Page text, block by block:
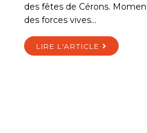
des fêtes de Cérons.
des forces vives…
LIRE L'ARTICLE